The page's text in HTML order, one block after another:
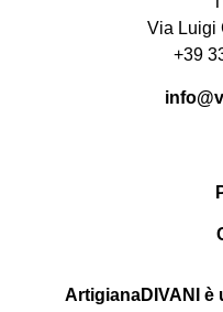
Via Luigi
+39
ArtigianaDIVANI è